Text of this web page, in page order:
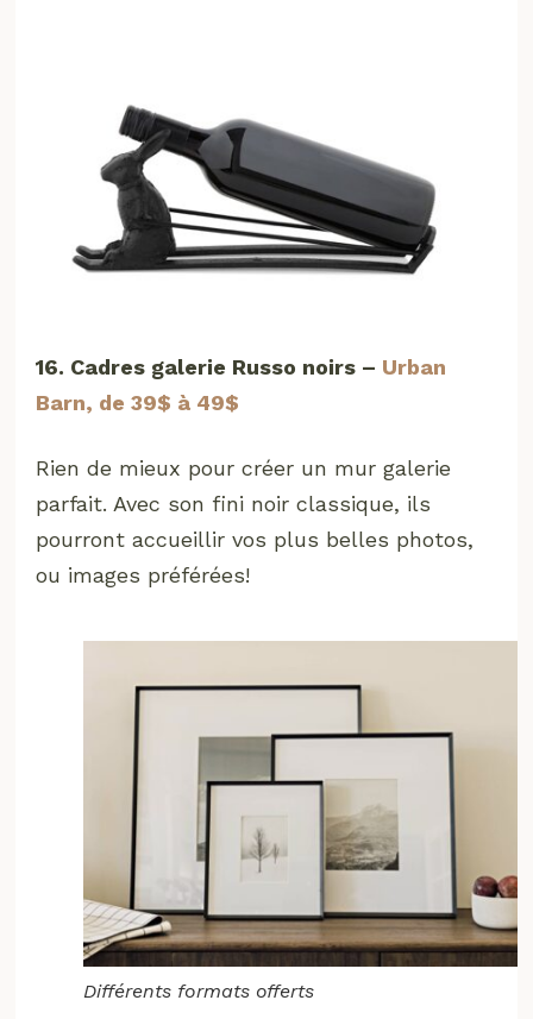
16. Cadres galerie Russo noirs – Urban
Barn, de 39$ à 49$
Rien de mieux pour créer un mur galerie
parfait. Avec son fini noir classique, ils
pourront accueillir vos plus belles photos,
ou images préférées!
Différents formats offerts